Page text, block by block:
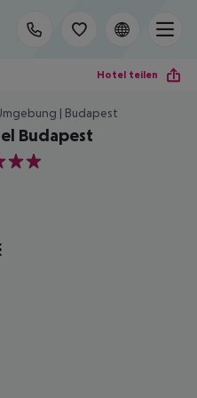
Hotel teilen
| Budapest
Budapest